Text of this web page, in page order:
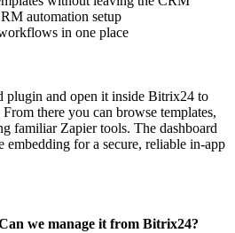
automation setup
in one place
plugin and open it inside Bitrix24 to
there you can browse templates,
familiar Zapier tools. The dashboard
for a secure, reliable in‑app
we manage it from Bitrix24?